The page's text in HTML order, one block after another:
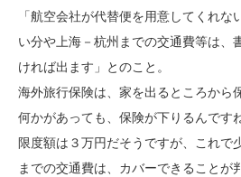
「航空会社が代替便を用意してくれ
い分や上海－杭州までの交通費等は、
ければ出ます」とのこと。
海外旅行保険は、家を出るところから
何かがあっても、保険が下りるんですね
限度額は３万円だそうですが、これで
までの交通費は、カバーできることが